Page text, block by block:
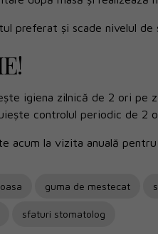
preferat și scade nivelul de
igiena zilnică de 2 ori pe
controlul periodic de 2
acum la vizita anuală
guma de mestecat
sfaturi stomatolog